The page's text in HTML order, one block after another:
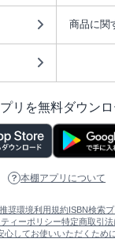
商品に関
リを無料ダウンロ
本棚アプリについて
推奨環境利用規約ISBN検索
ィーポリシー特定商取引
心してお使いいただくため